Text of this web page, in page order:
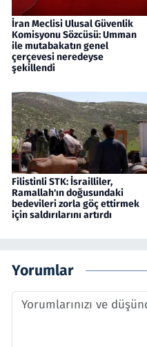
İran Meclisi Ulusal Güvenlik
Komisyonu Sözcüsü: Umman
ile mutabakatın genel
çerçevesi neredeyse
şekillendi
Filistinli STK: İsrailliler,
Ramallah'ın doğusundaki
bedevileri zorla göç ettirmek
için saldırılarını artırdı
Yorumlar